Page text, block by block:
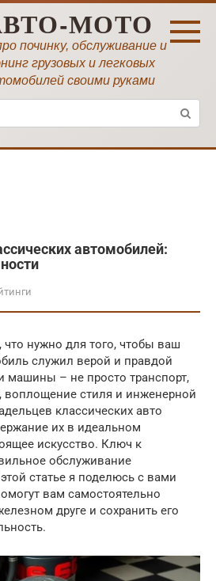
МОТО
починку, обслуживание и
грузовых и легковых
своими руками
автомобилей:
нужно для того, чтобы ваш
служил верой и правдой
машины – не просто транспорт,
воплощение стиля и инженерной
классических авто
их в идеальном
искусство. Ключ к
обслуживание
статье я поделюсь с вами
вам самостоятельно
друге и сохранить его